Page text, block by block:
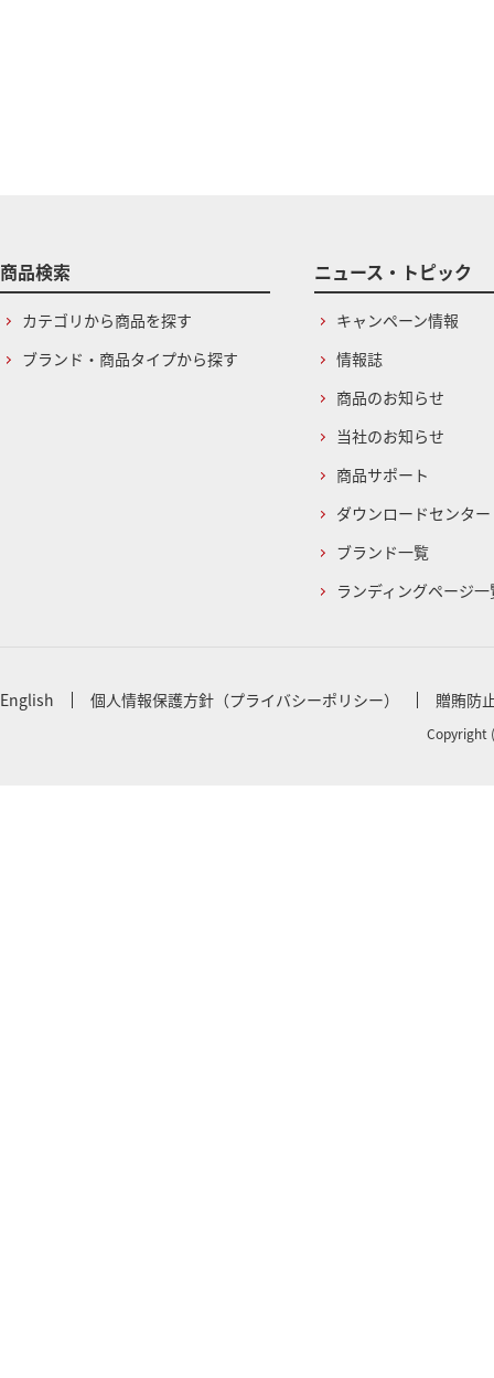
商品検索
カテゴリから商品を探す
ブランド・商品タイプから探す
ニュース・トピック
キャンペーン情報
情報誌
商品のお知らせ
当社のお知らせ
商品サポート
ダウンロードセンター
ブランド一覧
ランディングページ一
English 個人情報保護方針（プライバシーポリシー） 贈賄防
Copyright